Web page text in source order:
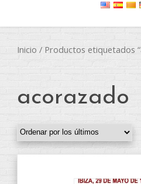
Inicio / Productos etiquetados
acorazado